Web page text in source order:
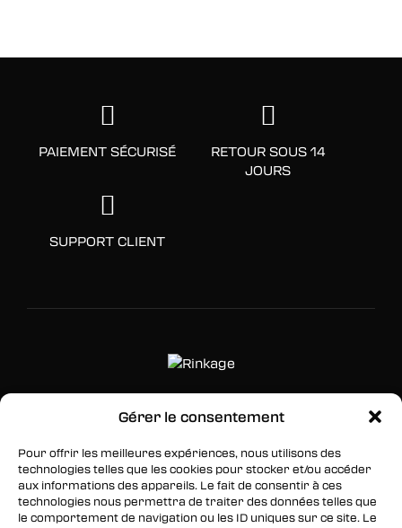
Gérer le consentement
Pour offrir les meilleures expériences, nous utilisons des
technologies telles que les cookies pour stocker et/ou accéder
aux informations des appareils. Le fait de consentir à ces
technologies nous permettra de traiter des données telles que
le comportement de navigation ou les ID uniques sur ce site. Le
PAIEMENT SÉCURISÉ
RETOUR SOUS 14
JOURS
SUPPORT CLIENT
SUIVEZ-NOUS
Facebook
Twitter
Instagram